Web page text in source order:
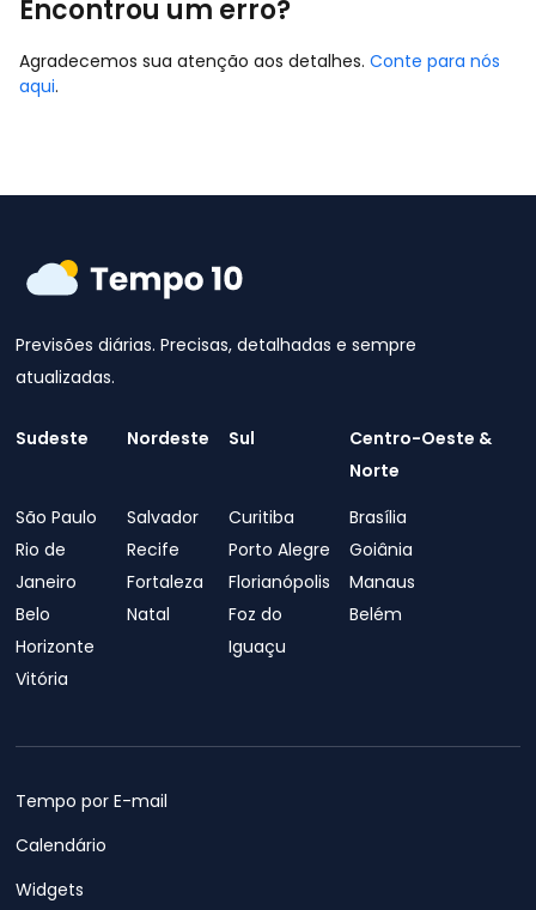
Encontrou um erro?
Agradecemos sua atenção aos detalhes. Conte para nós
aqui.
Previsões diárias. Precisas, detalhadas e sempre
atualizadas.
Sudeste
São Paulo
Rio de
Janeiro
Belo
Horizonte
Vitória
Nordeste
Salvador
Recife
Fortaleza
Natal
Sul
Curitiba
Porto Alegre
Florianópolis
Foz do
Iguaçu
Centro-Oeste &
Norte
Brasília
Goiânia
Manaus
Belém
Tempo por E-mail
Calendário
Widgets